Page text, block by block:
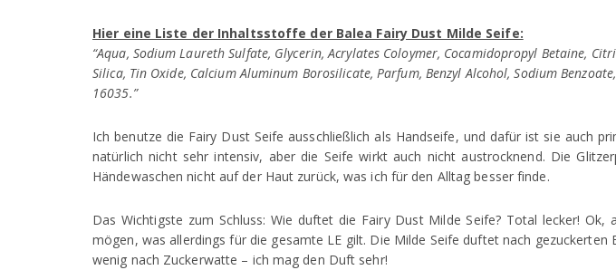
Hier eine Liste der Inhaltsstoffe der Balea Fairy Dust Milde Seife:
“Aqua, Sodium Laureth Sulfate, Glycerin, Acrylates Coloymer, Cocamidopropyl Betaine,
Silica, Tin Oxide, Calcium Aluminum Borosilicate, Parfum, Benzyl Alcohol, Sodium
16035.”
Ich benutze die Fairy Dust Seife ausschließlich als Handseife, und dafür ist sie auch
natürlich nicht sehr intensiv, aber die Seife wirkt auch nicht austrocknend. Die
Händewaschen nicht auf der Haut zurück, was ich für den Alltag besser finde.
Das Wichtigste zum Schluss: Wie duftet die Fairy Dust Milde Seife? Total lecker!
mögen, was allerdings für die gesamte LE gilt. Die Milde Seife duftet nach gezuckerten
wenig nach Zuckerwatte – ich mag den Duft sehr!